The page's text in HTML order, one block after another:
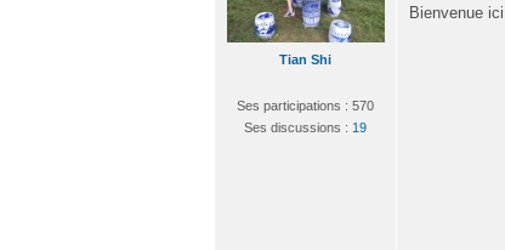
Tian Shi
Ses participations : 570
Ses discussions : 19
Bienvenue ici